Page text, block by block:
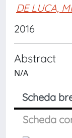
DE LUCA,
2016
Abstract
N/A
Scheda
Scheda